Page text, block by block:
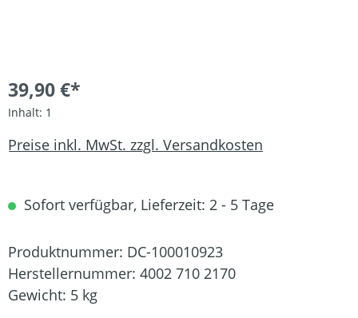
39,90 €*
Inhalt: 1
Preise inkl. MwSt. zzgl. Versandkosten
Sofort verfügbar, Lieferzeit: 2 - 5 Tage
Produktnummer: DC-100010923
Herstellernummer: 4002 710 2170
Gewicht: 5 kg